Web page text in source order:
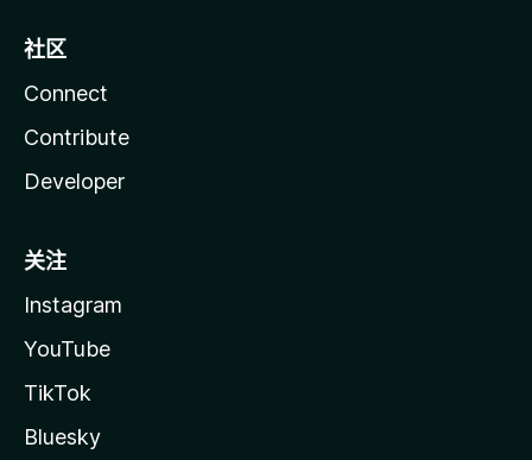
社区
Connect
Contribute
Developer
关注
Instagram
YouTube
TikTok
Bluesky